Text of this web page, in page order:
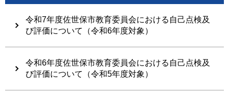
令和7年度佐世保市教育委員会における自己点検及
び評価について（令和6年度対象）
令和6年度佐世保市教育委員会における自己点検及
び評価について（令和5年度対象）